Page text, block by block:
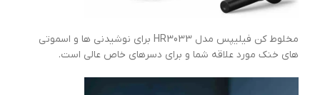
مخلوط کن فیلیپس مدل HR3033 برای نوشیدنی ها و اسموتی
های خنک مورد علاقه شما و برای دسرهای خاص عالی است.